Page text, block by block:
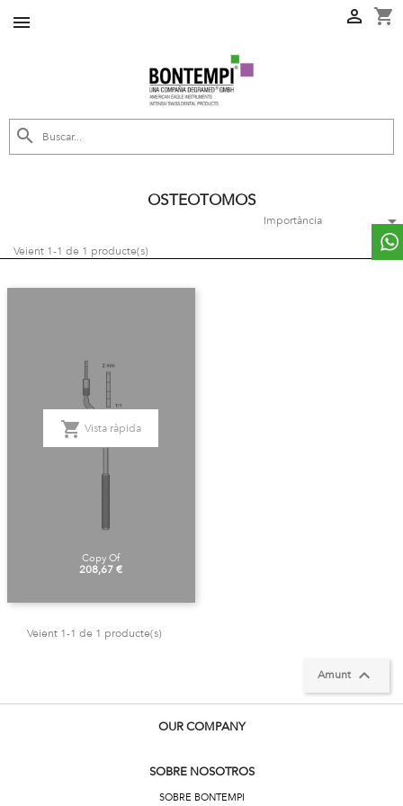
 shopping_cart


OSTEOTOMOS
Importància 
Veient 1-1 de 1 producte(s)
Copy Of
Preu
208,67 €
shopping_cart Vista ràpida
Veient 1-1 de 1 producte(s)
Amunt 
OUR COMPANY
SOBRE NOSOTROS
SOBRE BONTEMPI